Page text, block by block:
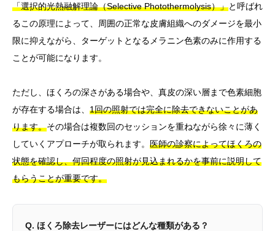
「選択的光熱融解理論（Selective Photothermolysis）」と呼ばれ
るこの原理によって、周囲の正常な皮膚組織へのダメージを最小
限に抑えながら、ターゲットとなるメラニン色素のみに作用する
ことが可能になります。
ただし、ほくろの深さがある場合や、真皮の深い層まで色素細胞
が存在する場合は、 1回の照射では完全に除去できないことがあ
ります。その場合は複数回のセッションを重ねながら徐々に薄く
していくアプローチが取られます。 医師の診察によってほくろの
状態を確認し、何回程度の照射が見込まれるかを事前に説明して
もらうことが重要です。
Q. ほくろ除去レーザーにはどんな種類がある？